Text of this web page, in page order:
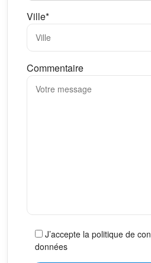
Ville*
Commentaire
J’accepte la politique de
données